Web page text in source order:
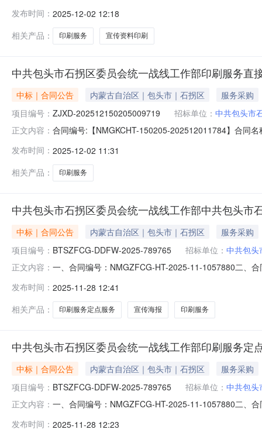
古自治区包头市石拐区金政大厦A座415办公室联系方式
发布时间： 2025-12-02 12:18
相关产品：
印刷服务 宣传资料印刷
中共包头市石拐区委员会统一战线工作部印刷服务直
中标｜合同公告 内蒙古自治区｜包头市｜石拐区
服务采购
项目编号： ZJXD-202512150205009719 招标单位： 中共包头市
正文内容： 合同编号:【NMGKCHT-150205-202512011784】合同
司】地址：大磁街道联系人：高鹏合同主要信息1、主要
发布时间： 2025-12-02 11:31
相关产品：
印刷服务
中共包头市石拐区委员会统一战线工作部中共包头
中标｜合同公告 内蒙古自治区｜包头市｜石拐区
服务采购
项目编号： BTSZFCG-DDFW-2025-789765 招标单位： 中共包头
正文内容： 一、合同编号：NMGZFCG-HT-2025-11-1057880二、
市_石拐区喜桂图新区金政大厦A座501联系方式：
发布时间： 2025-11-28 12:41
相关产品：
印刷服务定点服务 宣传海报 印刷服务
中共包头市石拐区委员会统一战线工作部印刷服务定
中标｜合同公告 内蒙古自治区｜包头市｜石拐区
服务采购
项目编号： BTSZFCG-DDFW-2025-789765 招标单位： 中共包头
正文内容： 一、合同编号：NMGZFCG-HT-2025-11-1057880二、
头市_石拐区喜桂图新区金政大厦A座501联系方式：
发布时间： 2025-11-28 12:23